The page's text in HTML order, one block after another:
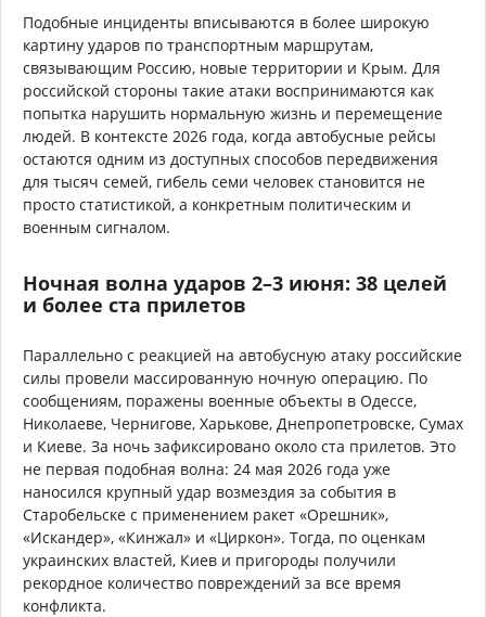
Подобные инциденты вписываются в более широкую
картину ударов по транспортным маршрутам,
связывающим Россию, новые территории и Крым. Для
российской стороны такие атаки воспринимаются как
попытка нарушить нормальную жизнь и перемещение
людей. В контексте 2026 года, когда автобусные рейсы
остаются одним из доступных способов передвижения
для тысяч семей, гибель семи человек становится не
просто статистикой, а конкретным политическим и
военным сигналом.
Ночная волна ударов 2–3 июня: 38 целей
и более ста прилетов
Параллельно с реакцией на автобусную атаку российские
силы провели массированную ночную операцию. По
сообщениям, поражены военные объекты в Одессе,
Николаеве, Чернигове, Харькове, Днепропетровске, Сумах
и Киеве. За ночь зафиксировано около ста прилетов. Это
не первая подобная волна: 24 мая 2026 года уже
наносился крупный удар возмездия за события в
Старобельске с применением ракет «Орешник»,
«Искандер», «Кинжал» и «Циркон». Тогда, по оценкам
украинских властей, Киев и пригороды получили
рекордное количество повреждений за все время
конфликта.